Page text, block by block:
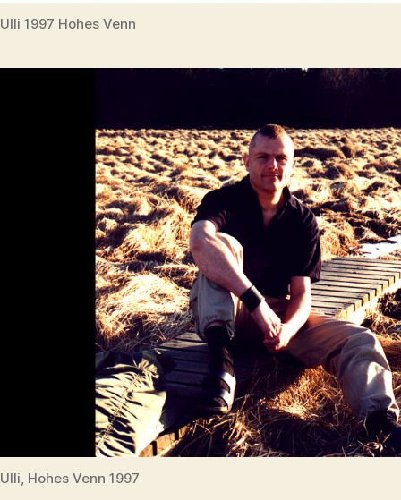
Ulli 1997 Hohes Venn
Ulli, Hohes Venn 1997